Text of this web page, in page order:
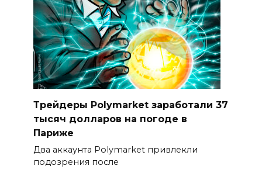
Трейдеры Polymarket заработали 37
тысяч долларов на погоде в
Париже
Два аккаунта Polymarket привлекли
подозрения после